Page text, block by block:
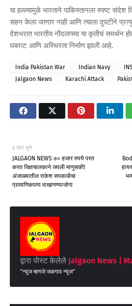
या हल्ल्यामुळे भारताने पाकिस्तानला स्पष्ट संदेश
सहन केला जाणार नाही आणि त्याला दुपटीने
देशभरात भारतीय नौदलाच्या या कृतीचं समर्थन
घबराट आणि अस्थिरता निर्माण झाली आहे.
India Pakistan War Indian Navy
Jalgaon News
Karachi Attack
जरा जुने
JALGAON NEWS ७० हजार रुपये परत
करत रिक्षाचालकाने जपली माणुसकी!
अंजाळ्यातील राकेश सपकाळेंचा
प्रामाणिकपणा वाखाणण्याजोगा
द्वारा पोस्ट केलेले Jalgaon News |
"न्यूज म्हणजे जळगाव न्यूज"